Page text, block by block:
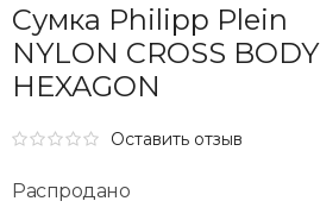
Сумка Philipp Plein
NYLON CROSS BODY
HEXAGON
Оставить отзыв
Распродано